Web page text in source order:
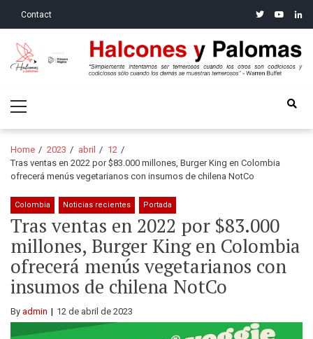
Contact twitteryoutube
Halcones y Palomas
Menu
Home 2023 abril
12
Tras ventas en 2022 por $83.000 millones, Burger King en Colombia
ofrecerá menús vegetarianos con insumos de chilena NotCo
Colombia Noticias recientes Portada
Tras ventas en 2022 por $83.000
millones, Burger King en Colombia
ofrecerá menús vegetarianos con
insumos de chilena NotCo
By admin 12 de abril de 2023